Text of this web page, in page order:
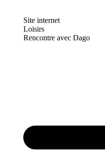
Site internet
Loisirs
Rencontre avec Dago